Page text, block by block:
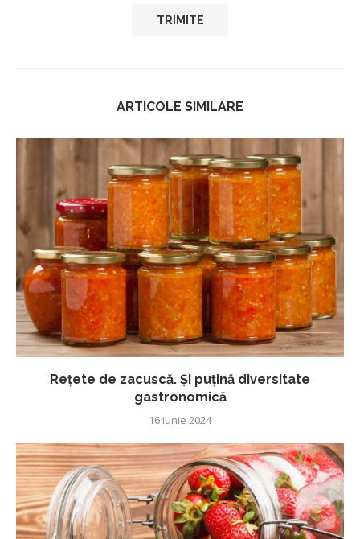
ARTICOLE SIMILARE
Rețete de zacuscă. Și puțină diversitate
gastronomică
16 iunie 2024